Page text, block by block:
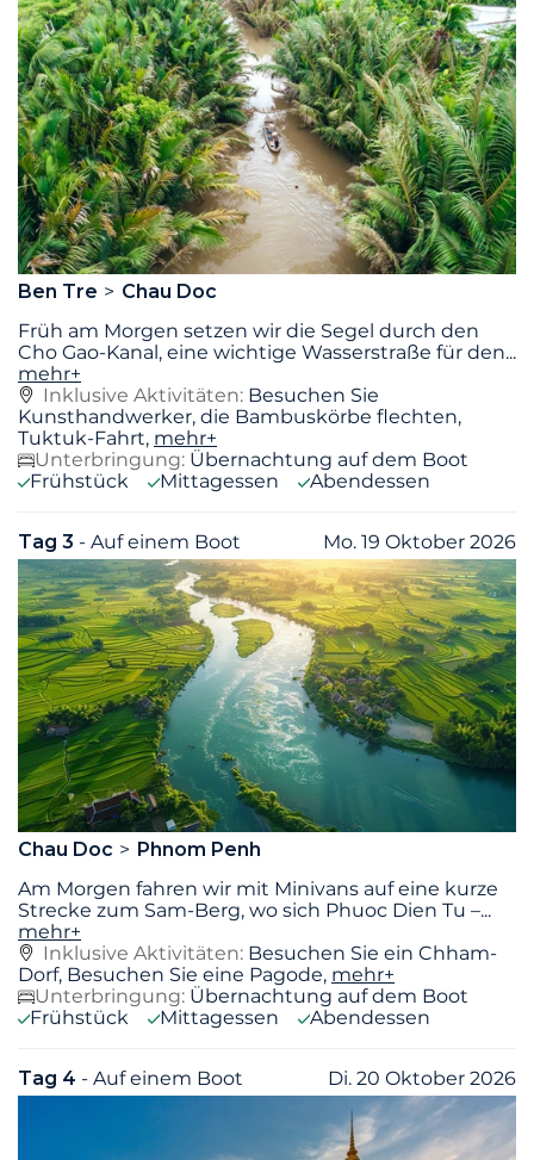
Ben Tre
Chau Doc
Früh am Morgen setzen wir die Segel durch den
Cho Gao-Kanal, eine wichtige Wasserstraße für den...
mehr+
Inklusive Aktivitäten: Besuchen Sie
Kunsthandwerker, die Bambuskörbe flechten,
Tuktuk-Fahrt, mehr+
Unterbringung: Übernachtung auf dem Boot
Frühstück
Mittagessen Abendessen
Tag 3 - Auf einem Boot Mo. 19 Oktober 2026
Chau Doc
Phnom Penh
Am Morgen fahren wir mit Minivans auf eine kurze
Strecke zum Sam-Berg, wo sich Phuoc Dien Tu –...
mehr+
Inklusive Aktivitäten: Besuchen Sie ein Chham-
Dorf, Besuchen Sie eine Pagode, mehr+
Unterbringung: Übernachtung auf dem Boot
Frühstück
Mittagessen Abendessen
Tag 4 - Auf einem Boot Di. 20 Oktober 2026